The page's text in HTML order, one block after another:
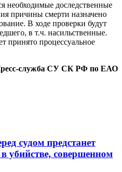
необходимые доследственные
причины смерти назначено
В ходе проверки будут
в т.ч. насильственные.
принято процессуальное
служба СУ СК РФ по ЕАО
судом предстанет
убийстве, совершенном